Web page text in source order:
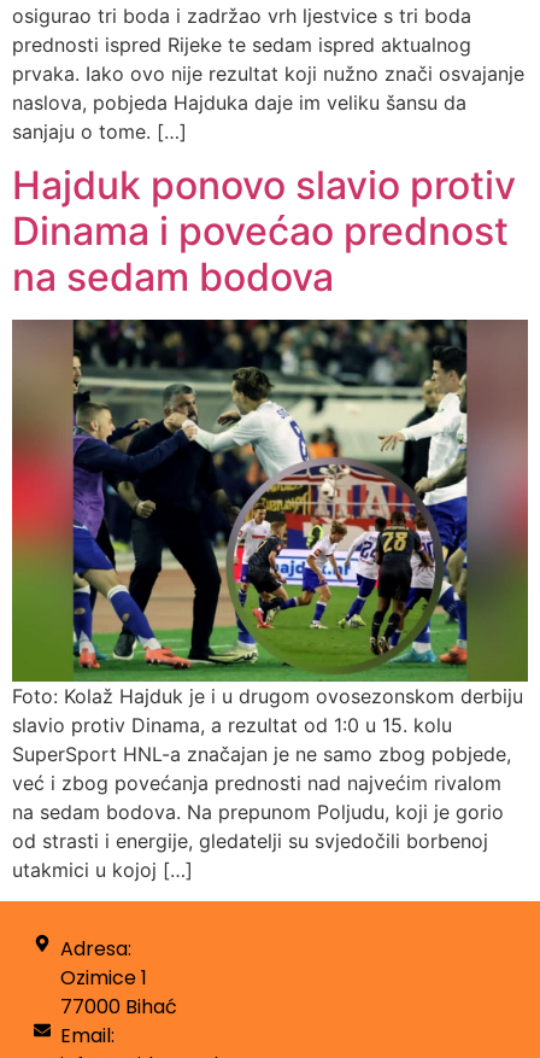
osigurao tri boda i zadržao vrh ljestvice s tri boda
prednosti ispred Rijeke te sedam ispred aktualnog
prvaka. Iako ovo nije rezultat koji nužno znači osvajanje
naslova, pobjeda Hajduka daje im veliku šansu da
sanjaju o tome. […]
Hajduk ponovo slavio protiv
Dinama i povećao prednost
na sedam bodova
Foto: Kolaž Hajduk je i u drugom ovosezonskom derbiju
slavio protiv Dinama, a rezultat od 1:0 u 15. kolu
SuperSport HNL-a značajan je ne samo zbog pobjede,
već i zbog povećanja prednosti nad najvećim rivalom
na sedam bodova. Na prepunom Poljudu, koji je gorio
od strasti i energije, gledatelji su svjedočili borbenoj
utakmici u kojoj […]
Adresa:
Ozimice 1
77000 Bihać
Email: